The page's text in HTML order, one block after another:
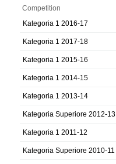
Competition
Kategoria 1 2016-17
Kategoria 1 2017-18
Kategoria 1 2015-16
Kategoria 1 2014-15
Kategoria 1 2013-14
Kategoria Superiore 2012-13
Kategoria 1 2011-12
Kategoria Superiore 2010-11